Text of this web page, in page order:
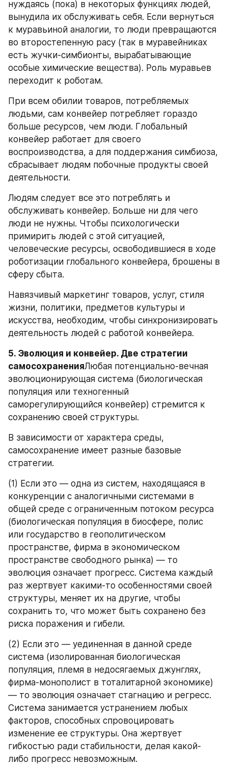
нуждаясь (пока) в некоторых функциях людей,
вынудила их обслуживать себя. Если вернуться
к муравьиной аналогии, то люди превращаются
во второстепенную расу (так в муравейниках
есть жучки-симбионты, вырабатывающие
особые химические вещества). Роль муравьев
переходит к роботам.
При всем обилии товаров, потребляемых
людьми, сам конвейер потребляет гораздо
больше ресурсов, чем люди. Глобальный
конвейер работает для своего
воспроизводства, а для поддержания симбиоза,
сбрасывает людям побочные продукты своей
деятельности.
Людям следует все это потреблять и
обслуживать конвейер. Больше ни для чего
люди не нужны. Чтобы психологически
примирить людей с этой ситуацией,
человеческие ресурсы, освободившиеся в ходе
роботизации глобального конвейера, брошены в
сферу сбыта.
Навязчивый маркетинг товаров, услуг, стиля
жизни, политики, предметов культуры и
искусства, необходим, чтобы синхронизировать
деятельность людей с работой конвейера.
5. Эволюция и конвейер. Две стратегии
самосохраненияЛюбая потенциально-вечная
эволюционирующая система (биологическая
популяция или техногенный
саморегулирующийся конвейер) стремится к
сохранению своей структуры.
В зависимости от характера среды,
самосохранение имеет разные базовые
стратегии.
(1) Если это — одна из систем, находящаяся в
конкуренции с аналогичными системами в
общей среде с ограниченным потоком ресурса
(биологическая популяция в биосфере, полис
или государство в геополитическом
пространстве, фирма в экономическом
пространстве свободного рынка) — то
эволюция означает прогресс. Система каждый
раз жертвует какими-то особенностями своей
структуры, меняет их на другие, чтобы
сохранить то, что может быть сохранено без
риска поражения и гибели.
(2) Если это — уединенная в данной среде
система (изолированная биологическая
популяция, племя в недосягаемых джунглях,
фирма-монополист в тоталитарной экономике)
— то эволюция означает стагнацию и регресс.
Система занимается устранением любых
факторов, способных спровоцировать
изменение ее структуры. Она жертвует
гибкостью ради стабильности, делая какой-
либо прогресс невозможным.